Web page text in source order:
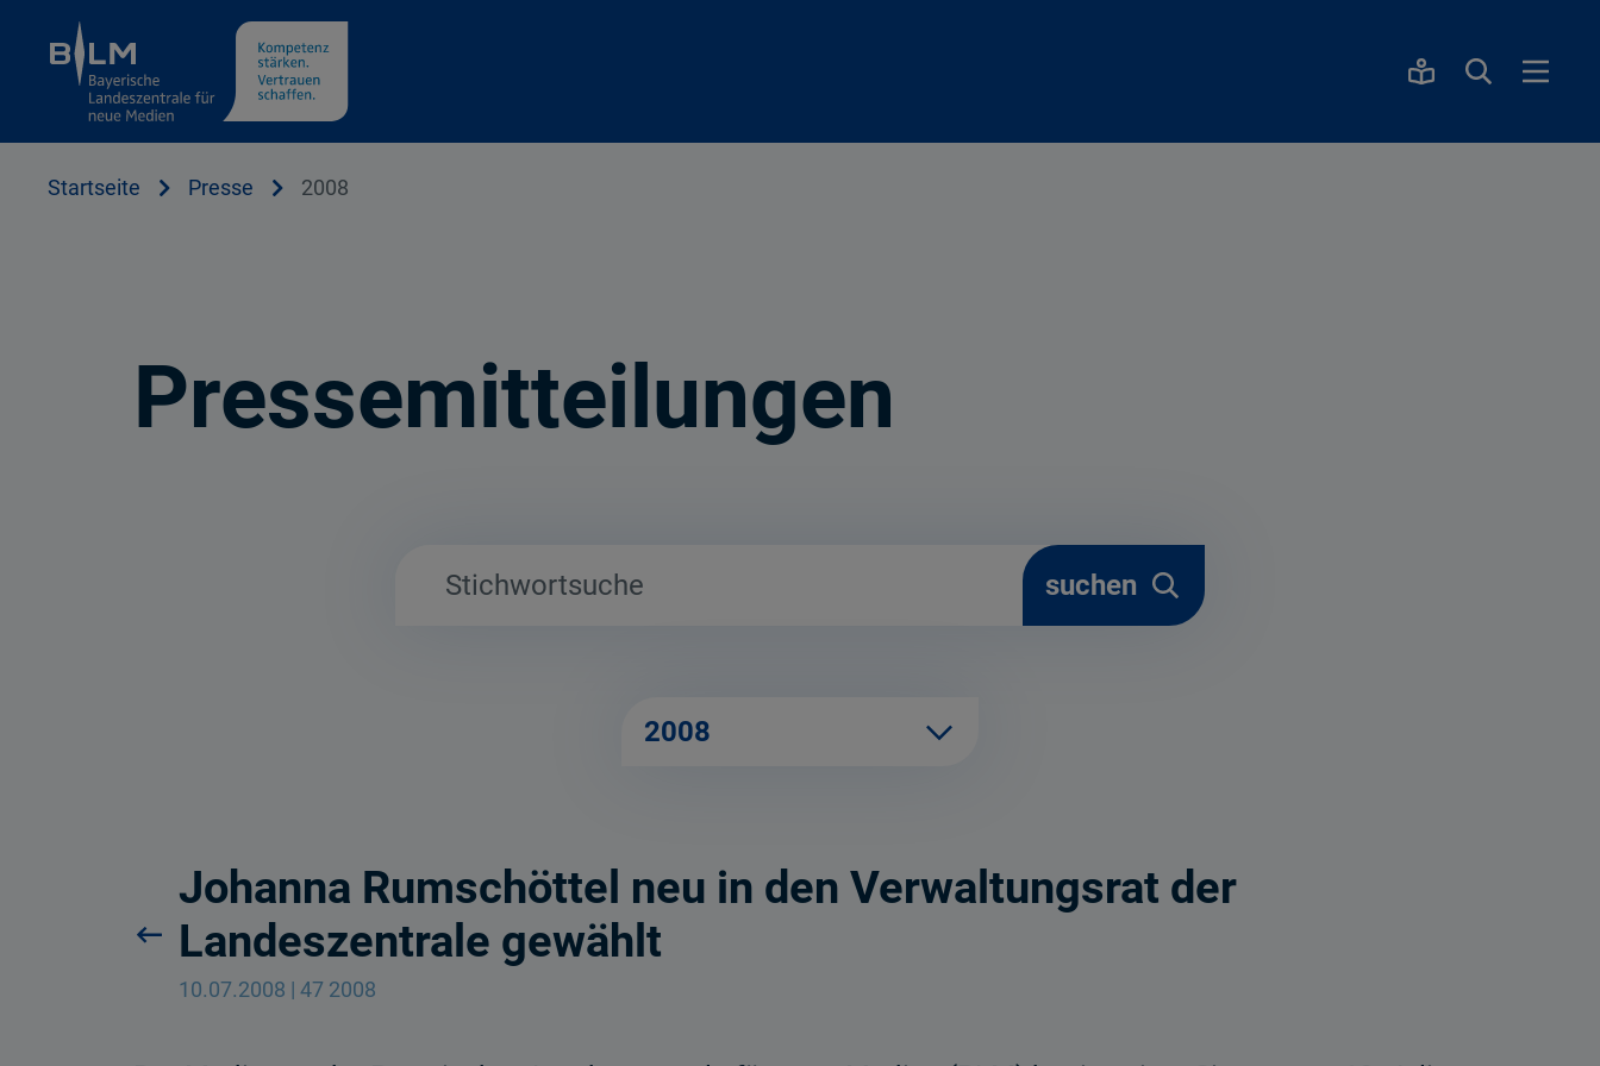
Cookie Hinweis
Startseite Presse 2008
Pressemitteilungen
suchen
2008
Johanna Rumschöttel neu in den Verwaltungsrat der
Landeszentrale gewählt
10.07.2008 | 47 2008